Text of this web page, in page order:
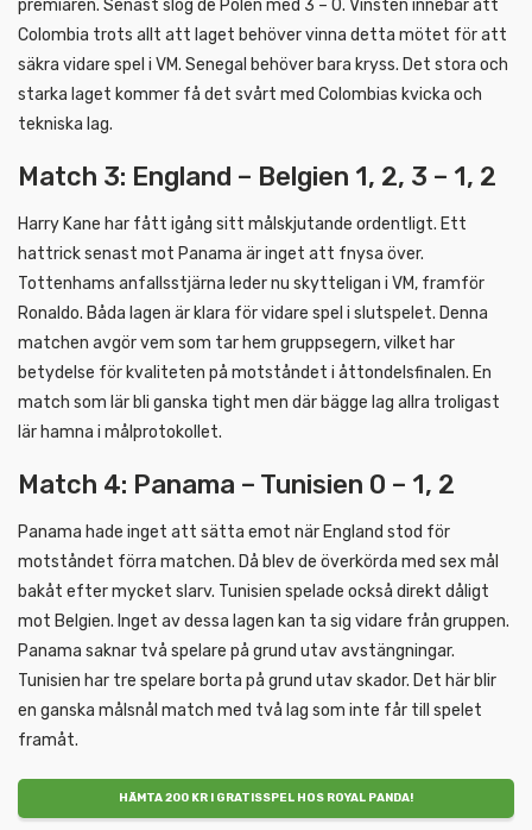
premiären. Senast slog de Polen med 3 – 0. Vinsten innebär att
Colombia trots allt att laget behöver vinna detta mötet för att
säkra vidare spel i VM. Senegal behöver bara kryss. Det stora och
starka laget kommer få det svårt med Colombias kvicka och
tekniska lag.
Match 3: England – Belgien 1, 2, 3 – 1, 2
Harry Kane har fått igång sitt målskjutande ordentligt. Ett
hattrick senast mot Panama är inget att fnysa över.
Tottenhams anfallsstjärna leder nu skytteligan i VM, framför
Ronaldo. Båda lagen är klara för vidare spel i slutspelet. Denna
matchen avgör vem som tar hem gruppsegern, vilket har
betydelse för kvaliteten på motståndet i åttondelsfinalen. En
match som lär bli ganska tight men där bägge lag allra troligast
lär hamna i målprotokollet.
Match 4: Panama – Tunisien 0 – 1, 2
Panama hade inget att sätta emot när England stod för
motståndet förra matchen. Då blev de överkörda med sex mål
bakåt efter mycket slarv. Tunisien spelade också direkt dåligt
mot Belgien. Inget av dessa lagen kan ta sig vidare från gruppen.
Panama saknar två spelare på grund utav avstängningar.
Tunisien har tre spelare borta på grund utav skador. Det här blir
en ganska målsnål match med två lag som inte får till spelet
framåt.
HÄMTA 200 KR I GRATISSPEL HOS ROYAL PANDA!